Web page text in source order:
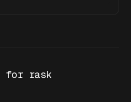
for rask